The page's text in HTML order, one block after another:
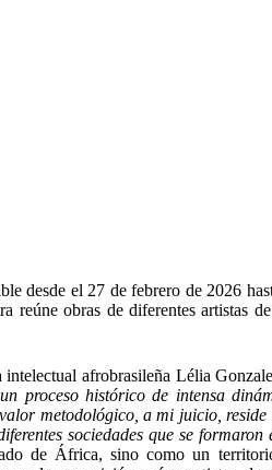
desde el 27 de febrero de 2026
reúne obras de diferentes artistas
afrobrasileña Lélia
proceso histórico de intensa
metodológico, a mi juicio,
sociedades que se formaron
de África, sino como un